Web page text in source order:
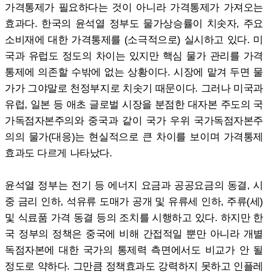
가격통제가 필요하다는 것이 아니라 가격통제가 가져오는
효과다. 한국의 윤석열 정부도 물가상승률이 치솟자, 주요
소비재에 대한 가격통제를 (소극적으로) 실시하고 있다. 미
국과 유럽도 정도의 차이는 있지만 핵심 물가 관리를 가격
통제에 의존할 수밖에 없는 상황이다. 시장에 맡겨 두면 물
가가 그야말로 천정부지로 치솟기 때문이다. 그러나 미국과
유럽, 일본 등 애초 글로벌 시장을 분점한 대자본 주도의 국
가독점자본주의와 중국과 같이 국가 우위 국가독점자본주
의의 물가(대응)는 현실적으로 큰 차이를 보이며 가격통제
효과도 다르게 나타났다.
윤석열 정부는 전기 등 에너지 요금과 공공요금의 동결, 시
중 금리 인하, 석유류 도매가 공개 및 유류세 인하, 주류(세)
및 식료품 가격 동결 등의 조치를 시행하고 있다. 하지만 한
국 정부의 정책은 중국에 비해 간접적일 뿐만 아니라 개별
독점자본에 대한 국가의 통제력 측면에서도 비교가 안 될
정도로 약하다. 그만큼 정책효과도 강력하지 못하고 인플레